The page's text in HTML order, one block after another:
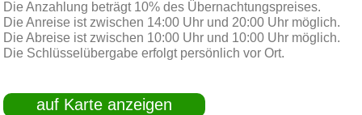
Die Anzahlung beträgt 10% des Übernachtungspreises.
Die Anreise ist zwischen 14:00 Uhr und 20:00 Uhr möglich.
Die Abreise ist zwischen 10:00 Uhr und 10:00 Uhr möglich.
Die Schlüsselübergabe erfolgt persönlich vor Ort.
auf Karte anzeigen